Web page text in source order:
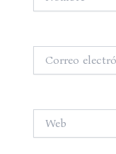
electrónico*